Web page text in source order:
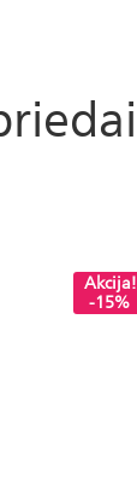
Akcija!
-15%